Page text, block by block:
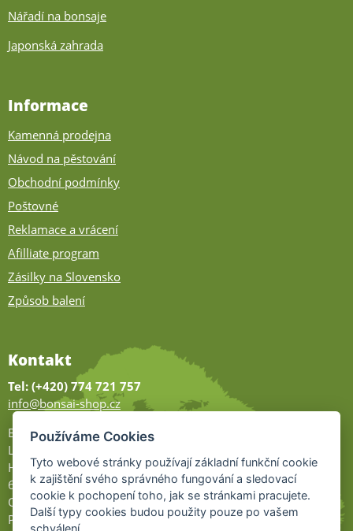
Nářadí na bonsaje
Japonská zahrada
Informace
Kamenná prodejna
Návod na pěstování
Obchodní podmínky
Poštovné
Reklamace a vrácení
Afilliate program
Zásilky na Slovensko
Způsob balení
Kontakt
Tel: (+420) 774 721 757
info@bonsai-shop.cz
Bonsai-shop
Legionářů 2
Hodonín
695 01
Otevřeno:
Po-Pá 9-17
Používáme Cookies
Tyto webové stránky používají základní funkční cookie
k zajištění svého správného fungování a sledovací
cookie k pochopení toho, jak se stránkami pracujete.
Další typy cookies budou použity pouze po vašem